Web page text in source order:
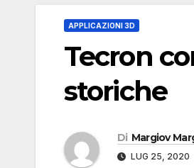
APPLICAZIONI 3D
Tecron
storiche
Di Margiov
LUG 25, 2020